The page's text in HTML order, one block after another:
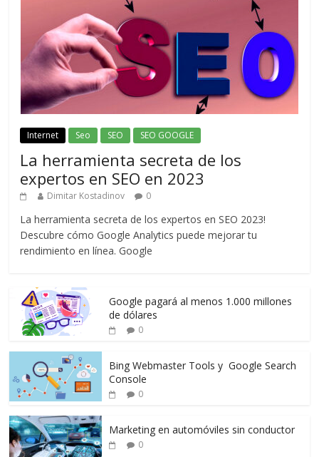
Internet Seo SEO SEO GOOGLE
La herramienta secreta de los
expertos en SEO en 2023
Dimitar Kostadinov 0
La herramienta secreta de los expertos en SEO 2023!
Descubre cómo Google Analytics puede mejorar tu
rendimiento en línea. Google
Google pagará al menos 1.000 millones
de dólares
0
Bing Webmaster Tools y Google Search
Console
0
Marketing en automóviles sin conductor
0